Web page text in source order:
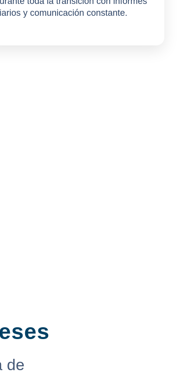
y comunicación constante.
de